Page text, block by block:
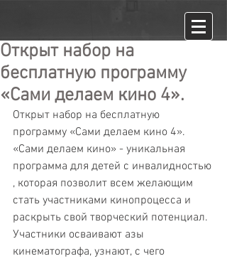
Открыт набор на
бесплатную программу
«Сами делаем кино 4».
Открыт набор на бесплатную
программу «Сами делаем кино 4».
«Сами делаем кино» - уникальная
программа для детей с инвалидностью
, которая позволит всем желающим
стать участниками кинопроцесса и
раскрыть свой творческий потенциал.
Участники осваивают азы
кинематографа, узнают, с чего